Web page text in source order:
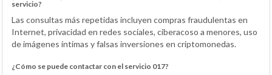
servicio?
Las consultas más repetidas incluyen compras fraudulentas en
Internet, privacidad en redes sociales, ciberacoso a menores, uso
de imágenes íntimas y falsas inversiones en criptomonedas.
¿Cómo se puede contactar con el servicio 017?